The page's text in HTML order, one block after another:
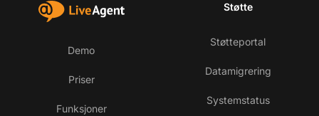
Demo
Priser
Funksjoner
Støtte
Støtteportal
Datamigrering
Systemstatus